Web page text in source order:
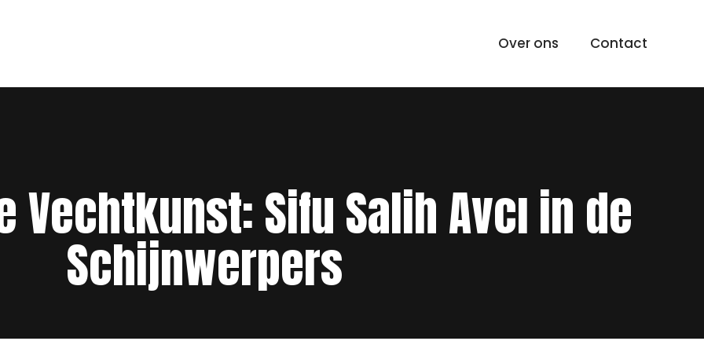
Over ons Contact
Sifu Salih Avcı in de
Schijnwerpers